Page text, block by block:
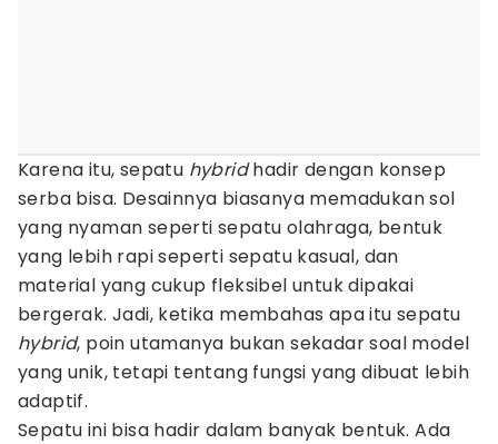
Karena itu, sepatu hybridhadir dengan konsep
serba bisa. Desainnya biasanya memadukan sol
yang nyaman seperti sepatu olahraga, bentuk
yang lebih rapi seperti sepatu kasual, dan
material yang cukup fleksibel untuk dipakai
bergerak. Jadi, ketika membahas apa itu sepatu
hybrid, poin utamanya bukan sekadar soal model
yang unik, tetapi tentang fungsi yang dibuat lebih
adaptif.
Sepatu ini bisa hadir dalam banyak bentuk. Ada